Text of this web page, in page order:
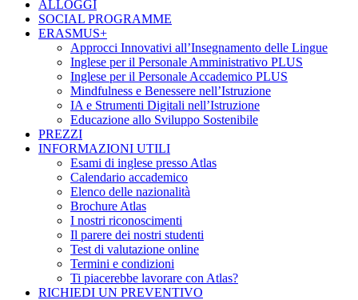
ALLOGGI
SOCIAL PROGRAMME
ERASMUS+
Approcci Innovativi all’Insegnamento delle Lingue
Inglese per il Personale Amministrativo PLUS
Inglese per il Personale Accademico PLUS
Mindfulness e Benessere nell’Istruzione
IA e Strumenti Digitali nell’Istruzione
Educazione allo Sviluppo Sostenibile
PREZZI
INFORMAZIONI UTILI
Esami di inglese presso Atlas
Calendario accademico
Elenco delle nazionalità
Brochure Atlas
I nostri riconoscimenti
Il parere dei nostri studenti
Test di valutazione online
Termini e condizioni
Ti piacerebbe lavorare con Atlas?
RICHIEDI UN PREVENTIVO